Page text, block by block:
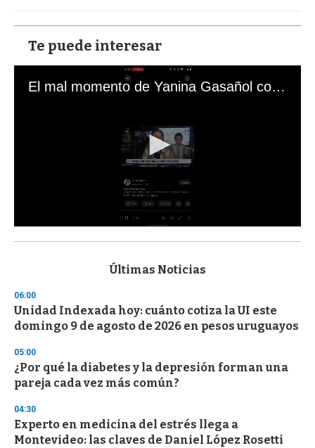
Te puede interesar
El mal momento de Yanina Gasañol con un hincha argentino en "Subrayado"
s
d
s
o
f
3
s
e
c
n
d
s
Últimas Noticias
06:00
Unidad Indexada hoy: cuánto cotiza la UI este
domingo 9 de agosto de 2026 en pesos uruguayos
05:00
¿Por qué la diabetes y la depresión forman una
pareja cada vez más común?
04:30
Experto en medicina del estrés llega a
Montevideo: las claves de Daniel López Rosetti